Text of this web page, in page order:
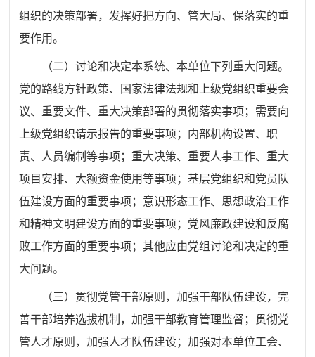
组织的决策部署，发挥好把方向、管大局、保落实的重
要作用。
（二）讨论和决定本系统、本单位下列重大问题。
党的路线方针政策、国家法律法规和上级党组织重要会
议、重要文件、重大决策部署的贯彻落实事项；需要向
上级党组织请示报告的重要事项；内部机构设置、职
责、人员编制等事项；重大决策、重要人事工作、重大
项目安排、大额资金使用等事项；基层党组织和党员队
伍建设方面的重要事项；意识形态工作、思想政治工作
和精神文明建设方面的重要事项；党风廉政建设和反腐
败工作方面的重要事项；其他应由党组讨论和决定的重
大问题。
（三） 贯彻党管干部原则，加强干部队伍建设，完
善干部培养选拔机制，加强干部教育管理监督；贯彻党
管人才原则，加强人才队伍建设；加强对本单位工会、